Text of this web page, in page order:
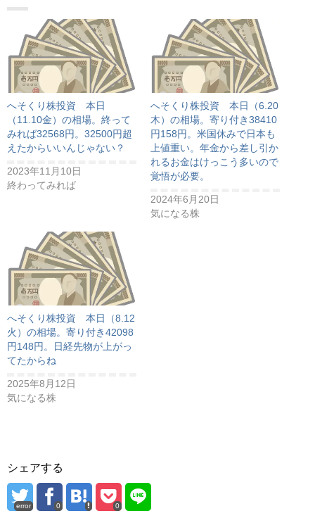
へそくり株投資 本日
（11.10金）の相場。終って
みれば32568円。32500円超
えたからいいんじゃない？
2023年11月10日
終わってみれば
へそくり株投資 本日（6.20
木）の相場。寄り付き38410
円158円。米国休みで日本も
上値重い。年金から差し引か
れるお金はけっこう多いので
覚悟が必要。
2024年6月20日
気になる株
へそくり株投資 本日（8.12
火）の相場。寄り付き42098
円148円。日経先物が上がっ
てたからね
2025年8月12日
気になる株
シェアする
error 0 0